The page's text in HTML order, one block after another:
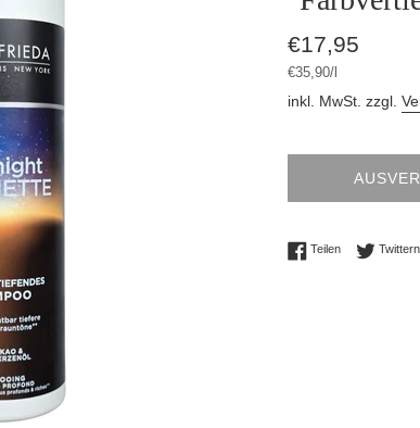
Normaler
Preis
€17,95
Stückpreis
€35,90/pro
inkl. MwSt. zzgl.
TeilenAuf Facebook
Twittern